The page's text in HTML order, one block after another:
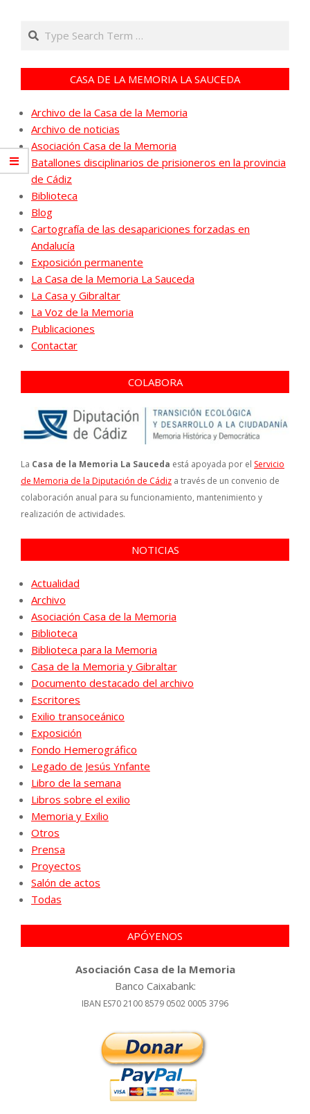
Search
CASA DE LA MEMORIA LA SAUCEDA
Archivo de la Casa de la Memoria
Archivo de noticias
Asociación Casa de la Memoria
Batallones disciplinarios de prisioneros en la provincia
de Cádiz
Biblioteca
Blog
Cartografía de las desapariciones forzadas en
Andalucía
Exposición permanente
La Casa de la Memoria La Sauceda
La Casa y Gibraltar
La Voz de la Memoria
Publicaciones
Contactar
COLABORA
La Casa de la Memoria La Sauceda está apoyada por el Servicio
de Memoria de la Diputación de Cádiz a través de un convenio de
colaboración anual para su funcionamiento, mantenimiento y
realización de actividades.
NOTICIAS
Actualidad
Archivo
Asociación Casa de la Memoria
Biblioteca
Biblioteca para la Memoria
Casa de la Memoria y Gibraltar
Documento destacado del archivo
Escritores
Exilio transoceánico
Exposición
Fondo Hemerográfico
Legado de Jesús Ynfante
Libro de la semana
Libros sobre el exilio
Memoria y Exilio
Otros
Prensa
Proyectos
Salón de actos
Todas
APÓYENOS
Asociación Casa de la Memoria
Banco Caixabank:
IBAN ES70 2100 8579 0502 0005 3796